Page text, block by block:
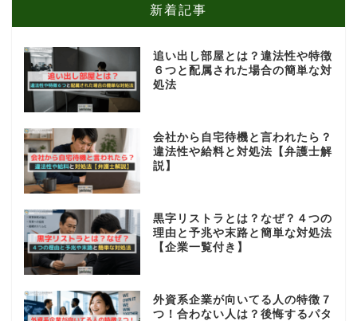
新着記事
追い出し部屋とは？違法性や特徴
６つと配属された場合の簡単な対
処法
会社から自宅待機と言われたら？
違法性や給料と対処法【弁護士解
説】
黒字リストラとは？なぜ？４つの
理由と予兆や末路と簡単な対処法
【企業一覧付き】
外資系企業が向いてる人の特徴７
つ！合わない人は？後悔するパタ